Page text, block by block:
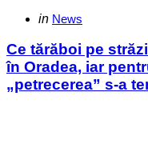
Categories
Posted
in News
Ce tărăboi pe
în Oradea, iar
„petrecerea” s-a